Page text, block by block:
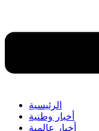
الرئيسية
أخبار وطنية
أخبار عالمية